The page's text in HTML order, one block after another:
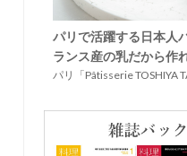
パリで活躍する日本人
ランス産の乳だから作
パリ「Pâtisserie TOSHIYA